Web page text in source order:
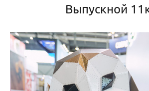
Выпускной